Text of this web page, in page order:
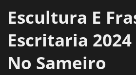
Escultura E
Escritaria
No Sameiro